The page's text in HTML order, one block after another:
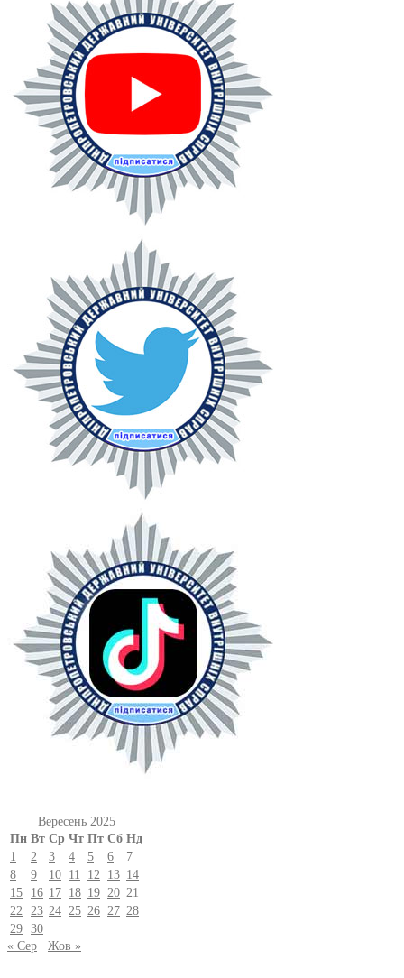
Вересень 2025
Пн Вт Ср Чт Пт Сб Нд
1
2 3 4 5 6
7
8
9 10 11 12 13 14
15
16 17 18 19 20 21
22
23 24 25 26 27 28
29 30
« Сер
Жов »